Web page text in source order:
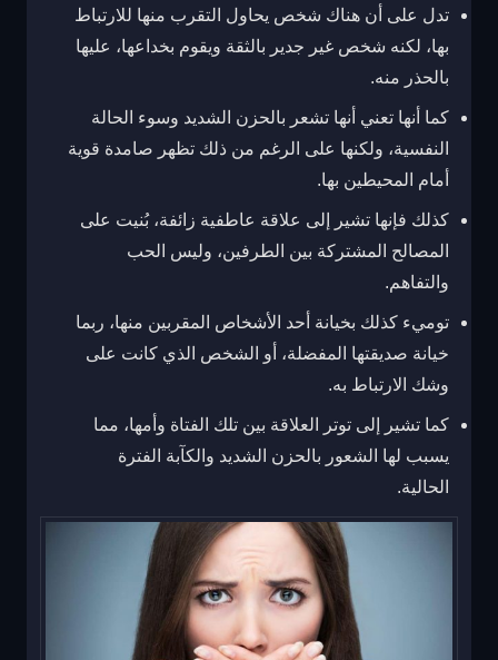
تدل على أن هناك شخص يحاول التقرب منها للارتباط
بها، لكنه شخص غير جدير بالثقة ويقوم بخداعها، عليها
بالحذر منه.
كما أنها تعني أنها تشعر بالحزن الشديد وسوء الحالة
النفسية، ولكنها على الرغم من ذلك تظهر صامدة قوية
أمام المحيطين بها.
كذلك فإنها تشير إلى علاقة عاطفية زائفة، بُنيت على
المصالح المشتركة بين الطرفين، وليس الحب
والتفاهم.
توميء كذلك بخيانة أحد الأشخاص المقربين منها، ربما
خيانة صديقتها المفضلة، أو الشخص الذي كانت على
وشك الارتباط به.
كما تشير إلى توتر العلاقة بين تلك الفتاة وأمها، مما
يسبب لها الشعور بالحزن الشديد والكآبة الفترة
الحالية.